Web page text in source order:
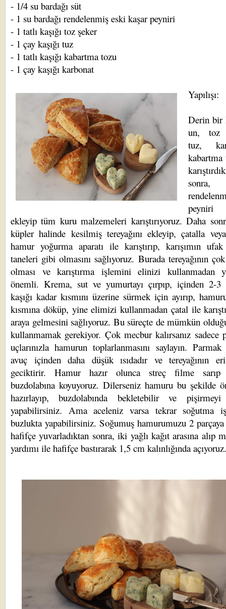
- 1/4 su bardağı süt
- 1 su bardağı rendelenmiş eski kaşar peyniri
- 1 tatlı kaşığı toz şeker
- 1 çay kaşığı tuz
- 1 tatlı kaşığı kabartma tozu
- 1 çay kaşığı karbonat
Yapılışı:
Derin bir
un, toz
tuz,
kabartma
sonra,
ekleyip tüm kuru malzemeleri karıştırıyoruz. Daha
küpler halinde kesilmiş tereyağını ekleyip, çatalla
hamur yoğurma aparatı ile karıştırıp, karışımın
taneleri gibi olmasını sağlıyoruz. Burada tereyağının
olması ve karıştırma işlemini elinizi kullanmadan
önemli. Krema, sut ve yumurtayı çırpıp, içinden 2-3
kaşığı kadar kısmını üzerine sürmek için ayırıp,
kısmına döküp, yine elimizi kullanmadan çatal ile
araya gelmesini sağlıyoruz. Bu süreçte de mümkün
kullanmamak gerekiyor. Çok mecbur kalırsanız sadece
uçlarınızla hamurun toplarlanmasını saylayın. Parmak
avuç içinden daha düşük ısıdadır ve tereyağının
geciktirir. Hamur hazır olunca streç filme sarıp
buzdolabına koyuyoruz. Dilerseniz hamuru bu şekilde
hazırlayıp, buzdolabında bekletebilir ve
yapabilirsiniz. Ama aceleniz varsa tekrar soğutma
buzlukta yapabilirsiniz. Soğumuş hamurumuzu 2 parçaya
hafifçe yuvarladıktan sonra, iki yağlı kağıt arasına alıp
yardımı ile hafifçe bastırarak 1,5 cm kalınlığında açıyoruz.